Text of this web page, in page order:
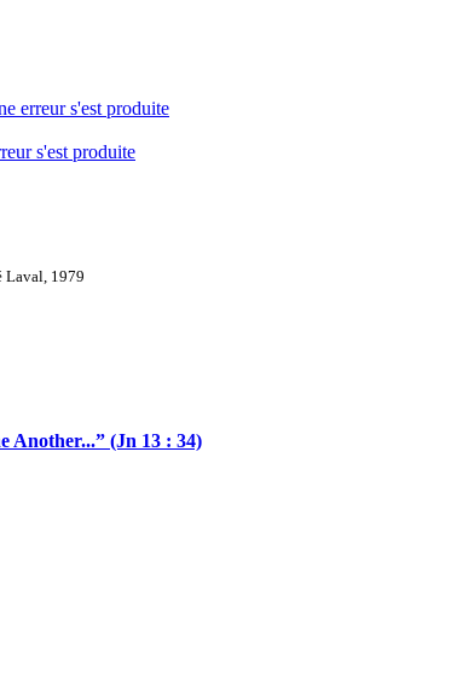
erreur s'est produite
s'est produite
Laval, 1979
Another...” (Jn 13 : 34)